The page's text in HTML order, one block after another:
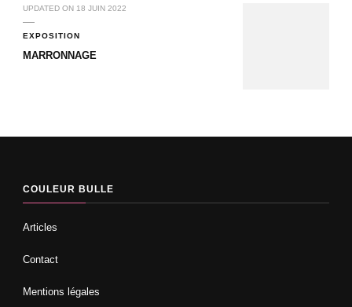
UPDATED ON 18 JUIN 2022
EXPOSITION
MARRONNAGE
COULEUR BULLE
Articles
Contact
Mentions légales